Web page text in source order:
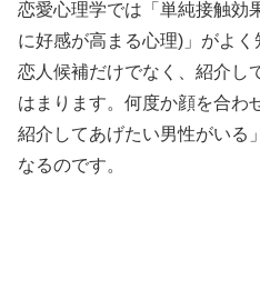
恋愛心理学では「単純接触効
に好感が高まる心理)」がよ
恋人候補だけでなく、紹介し
はまります。何度か顔を合わ
紹介してあげたい男性がいる
なるのです。